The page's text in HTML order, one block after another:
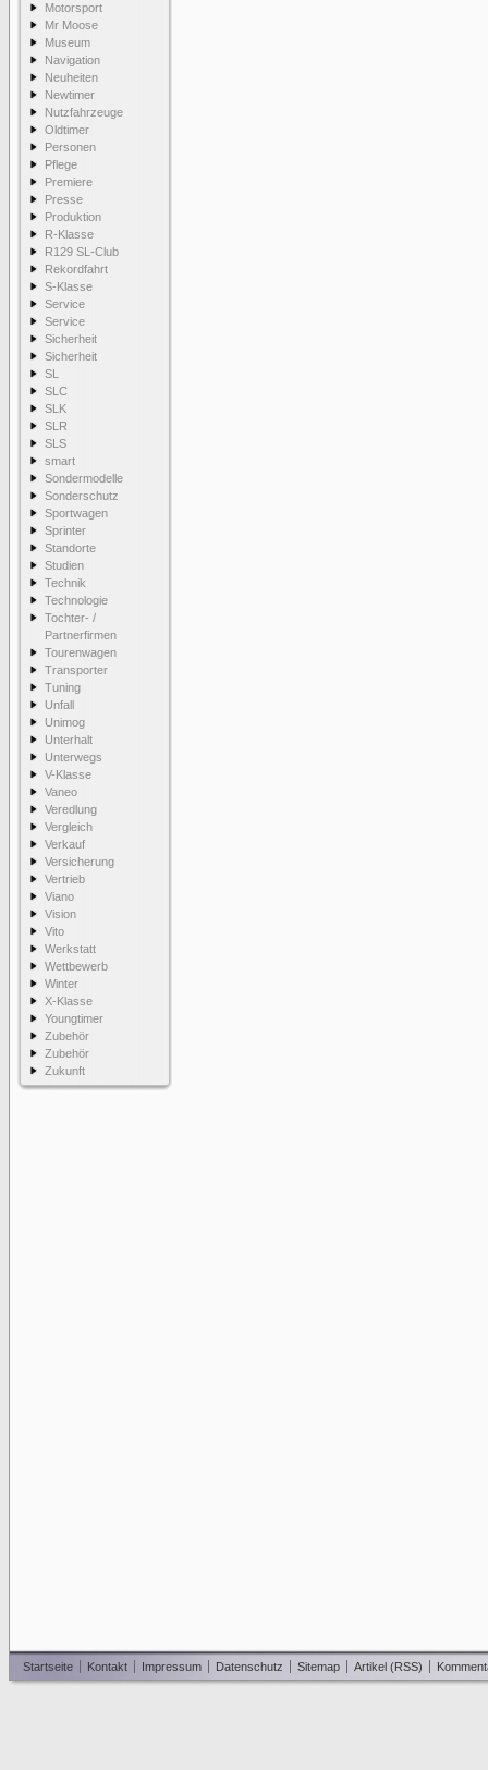
Motorsport
Mr Moose
Museum
Navigation
Neuheiten
Newtimer
Nutzfahrzeuge
Oldtimer
Personen
Pflege
Premiere
Presse
Produktion
R-Klasse
R129 SL-Club
Rekordfahrt
S-Klasse
Service
Service
Sicherheit
Sicherheit
SL
SLC
SLK
SLR
SLS
smart
Sondermodelle
Sonderschutz
Sportwagen
Sprinter
Standorte
Studien
Technik
Technologie
Tochter- /
Partnerfirmen
Tourenwagen
Transporter
Tuning
Unfall
Unimog
Unterhalt
Unterwegs
V-Klasse
Vaneo
Veredlung
Vergleich
Verkauf
Versicherung
Vertrieb
Viano
Vision
Vito
Werkstatt
Wettbewerb
Winter
X-Klasse
Youngtimer
Zubehör
Zubehör
Zukunft
Startseite Kontakt Impressum Datenschutz Sitemap Artikel (RSS)